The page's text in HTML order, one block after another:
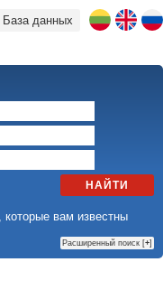
База данных
НАЙТИ
которые вам известны
Расширенный поиск [+]